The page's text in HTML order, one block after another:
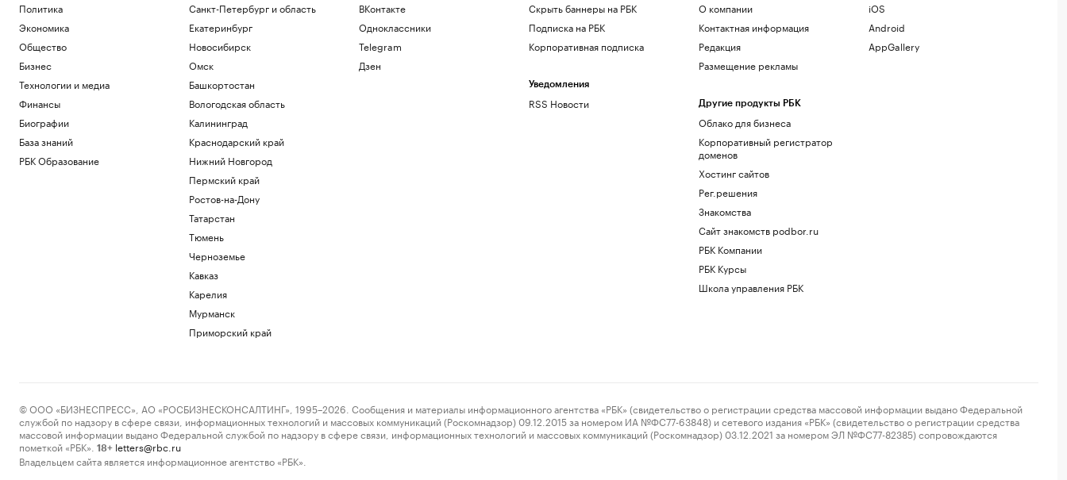
Политика
Экономика
Общество
Бизнес
Технологии и медиа
Финансы
Биографии
База знаний
РБК Образование
Санкт-Петербург и область
Екатеринбург
Новосибирск
Омск
Башкортостан
Вологодская область
Калининград
Краснодарский край
Нижний Новгород
Пермский край
Ростов-на-Дону
Татарстан
Тюмень
Черноземье
Кавказ
Карелия
Мурманск
Приморский край
ВКонтакте
Одноклассники
Telegram
Дзен
Скрыть баннеры на РБК
Подписка на РБК
Корпоративная подписка
Уведомления
RSS Новости
О компании
Контактная информация
Редакция
Размещение рекламы
Другие продукты РБК
Облако для бизнеса
Корпоративный регистратор
доменов
Хостинг сайтов
Рег.решения
Знакомства
Сайт знакомств podbor.ru
РБК Компании
РБК Курсы
Школа управления РБК
iOS
Android
AppGallery
© ООО «БИЗНЕСПРЕСС», АО «РОСБИЗНЕСКОНСАЛТИНГ», 1995–2026. Сообщения и материалы информационного агентства «РБК» (свидетельство о регистрации средства массовой информации выдано Федеральной
службой по надзору в сфере связи, информационных технологий и массовых коммуникаций (Роскомнадзор) 09.12.2015 за номером ИА №ФС77-63848) и сетевого издания «РБК» (свидетельство о регистрации средства
массовой информации выдано Федеральной службой по надзору в сфере связи, информационных технологий и массовых коммуникаций (Роскомнадзор) 03.12.2021 за номером ЭЛ №ФС77-82385) сопровождаются
пометкой «РБК».
18+ letters@rbc.ru
Владельцем сайта является информационное агентство «РБК».